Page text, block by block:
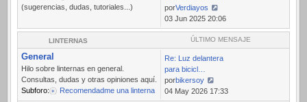
(sugerencias, dudas, tutoriales...)
porVerdiayos
Ver
último
mensaje
03 Jun 2025 20:06
LINTERNAS ÚLTIMO MENSAJE
General
Hilo sobre linternas en general.
Consultas, dudas y otras opiniones aquí.
Subforo:
Recomendadme una linterna
Re: Luz delantera
para bicicl…
porbikersoy
Ver
04 May 2026 17:33